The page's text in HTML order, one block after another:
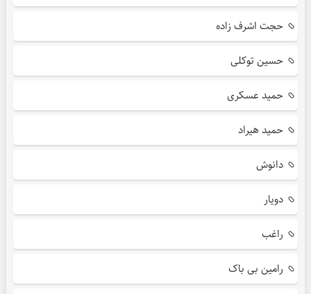
حجت اشرف زاده
حسین توکلی
حمید عسکری
حمید هیراد
دانوش
دویار
راغب
رامین بی باک